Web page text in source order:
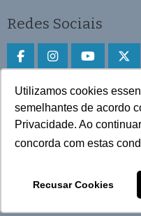
Utilizamos cookies
semelhantes de acordo
Privacidade. Ao
concorda com estas
Recusar Cookies
Redes Sociais
Faça download do
Play Store e App Store
Todos os direitos